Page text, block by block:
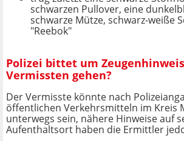
schwarzen Pullover, eine
schwarze Mütze, schwarz-weiße
"Reebok"
Polizei bittet um
Vermissten gehen?
Der Vermisste könnte nach
öffentlichen Verkehrsmitteln im Kreis
unterwegs sein, nähere Hinweise auf
Aufenthaltsort haben die Ermittler